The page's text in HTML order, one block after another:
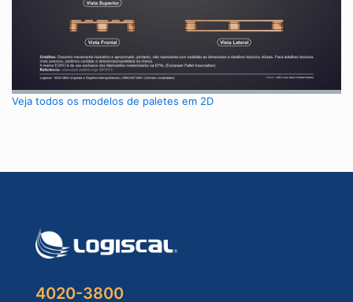
Veja todos os modelos de paletes em 2D
4020-3800